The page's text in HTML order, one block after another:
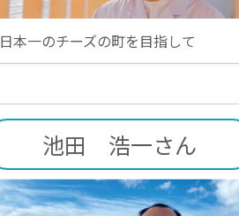
日本一のチーズの町を目指して
池田 浩一さん